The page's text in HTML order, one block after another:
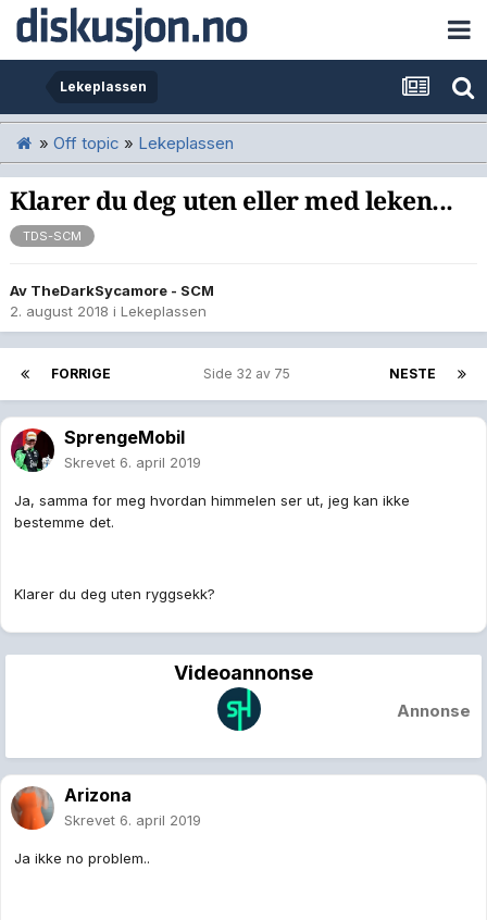
Lekeplassen
» Off topic » Lekeplassen
Klarer du deg uten eller med leken...
TDS-SCM
Av TheDarkSycamore - SCM
2. august 2018 i Lekeplassen
FORRIGE NESTE
Side 32 av 75
SprengeMobil
Skrevet 6. april 2019
Ja, samma for meg hvordan himmelen ser ut, jeg kan ikke
bestemme det.
Klarer du deg uten ryggsekk?
Videoannonse
Annonse
Arizona
Skrevet 6. april 2019
Ja ikke no problem..